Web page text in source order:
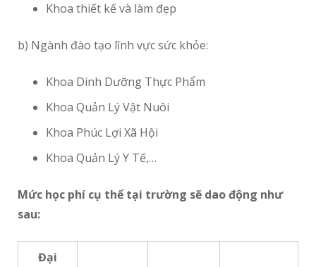
Khoa thiết kế và làm đẹp
b) Ngành đào tạo lĩnh vực sức khỏe:
Khoa Dinh Dưỡng Thực Phẩm
Khoa Quản Lý Vật Nuôi
Khoa Phúc Lợi Xã Hội
Khoa Quản Lý Y Tế,…
Mức học phí cụ thể tại trường sẽ dao động như
sau:
Đại